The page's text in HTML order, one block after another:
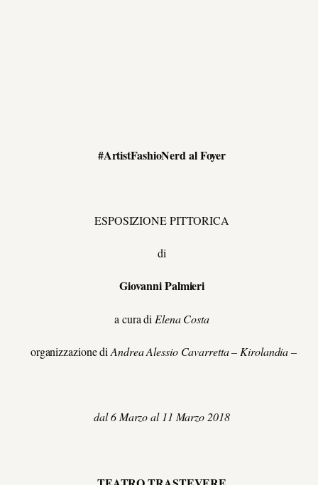
#ArtistFashioNerd al Foyer
ESPOSIZIONE PITTORICA
di
Giovanni Palmieri
a cura di Elena Costa
organizzazione di Andrea Alessio Cavarretta – Kirolandia –
dal 6 Marzo al 11 Marzo 2018